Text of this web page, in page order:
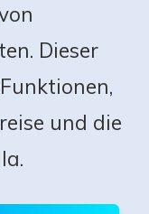
Dieser
und die